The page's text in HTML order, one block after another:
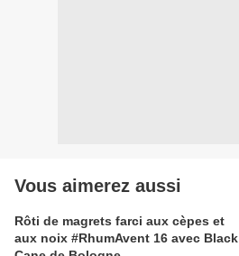
Vous aimerez aussi
Rôti de magrets farci aux cèpes et
aux noix #RhumAvent 16 avec Black